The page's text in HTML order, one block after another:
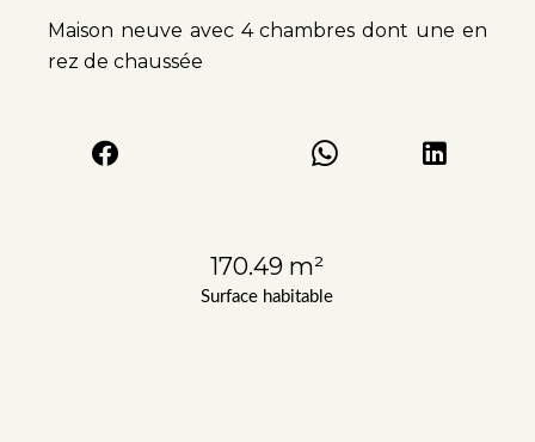
Surface habitable
170.49 m²
Maison neuve avec 4 chambres dont une en
rez de chaussée